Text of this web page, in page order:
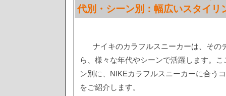
代別・シーン別：幅広いスタイリ
ナイキのカラフルスニーカーは、その
ら、様々な年代やシーンで活躍します。
ン別に、NIKEカラフルスニーカーに合う
をご紹介します。